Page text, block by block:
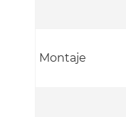
Montaje